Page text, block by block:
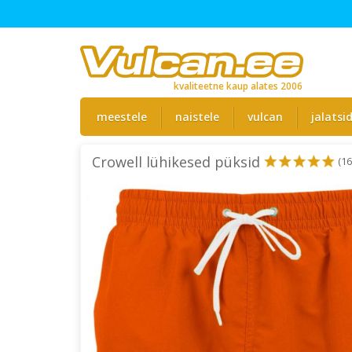
kvaliteetne kaup alates 2006
meestele naistele vulcan jalatsid
Crowell lühikesed püksid